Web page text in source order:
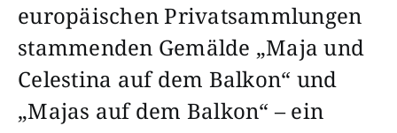
europäischen Privatsammlungen
stammenden Gemälde „Maja und
Celestina auf dem Balkon“ und
„Majas auf dem Balkon“ – ein